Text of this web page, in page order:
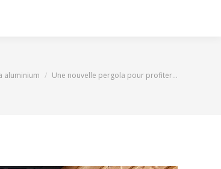
aluminium Une nouvelle pergola pour profiter…